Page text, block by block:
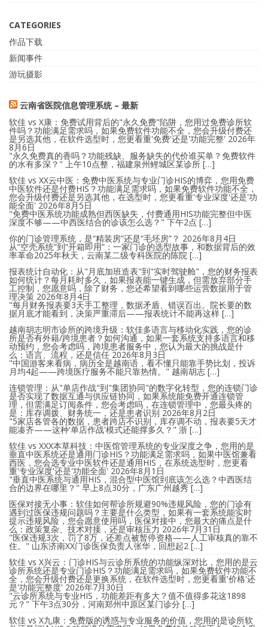
CATEGORIES
作品下载
新闻事件
游玩摄影
云南省医院信息管理系统 – 最新
软佳 vs X康：免费试用背后的"永久免费"陷阱，您用过免费诊所软
件吗？功能满足需求吗，如果免费软件功能不全，您会升级付费还
是另选其他，在软件选型时，您更看重'免费'还是'功能完整' 2026年
8月6日
"永久免费真的香吗？功能残缺、服务缺失的代价谁买单？免费软件
的水有多深？" 上午10点整，福建泉州鲤城区某诊所 […]
软佳 vs XX云中医：免费中医系统与专业门诊HIS的博弈，您用免费
中医软件还是付费HIS？功能满足需求吗，如果免费软件功能不全，
您会升级付费还是另选其他，在选型时，您更看重'专业深度'还是'功
能全面' 2026年8月5日
"免费中医系统功能成熟但西医缺失，付费通用HIS功能完整但中医
深度不够——中西医结合的诊该怎么选？" 下午2点 […]
你的门诊管理系统，是“精装房”还是“毛坯房”？ 2026年8月4日
从“空壳系统”到“开箱即用”：一家门诊的选型故事，和数据背后的效
率革命2025年秋天，云南某二级专科医院的陈院 […]
报表统计自动化：从"月底加班造表"到"实时驾驶舱"，您的财务报表
如何统计？每月耗时多久，如果报表能一键生成，但需放弃部分手
工控制，您愿意吗，除了财务，您还希望看到哪些运营数据用于管
理决策 2026年8月4日
"每月财务报表要3天手工整理，数据矛盾、错误百出。院长要的数
据月底才能看到，决策严重滞后——报表统计不能再这样 […]
越南胡志明市诊所的跨境升级：软佳多语言与移动化实践，您的诊
所是否有外籍/跨境患者？如何沟通，如果一套系统支持多语言和移
动预约，您会考虑吗，跨境患者服务中，您认为最大的挑战是什
么：语言、流程，还是信任 2026年8月3日
"中国游客来看病，病历全是越南语，看不懂只能靠手势比划，投诉
月均4起——跨境医疗服务不能只靠热情。" 越南胡志 […]
连锁管理：从"单店作战"到"集团协同"的数字化转型，您的连锁门诊
是否实现了数据互通与供应链协同，如果系统能免费开通连锁管
理，但需满足订阅条件，您会考虑吗，在连锁管理中，您最头疼的
是：库存调拨、财务统一，还是患者识别 2026年8月2日
"5家店各管各的数据，患者跨店不识别，库存调不动，报表要5天才
能凑齐——这种'单店作战'模式还能撑多久？" 浙 […]
软佳 vs XXX本草科技：中医馆管理系统的专业深度之争，您用的是
垂直中医系统还是通用门诊HIS？功能满足需求吗，如果中医馆兼看
西医，您会选专业中医软件还是通用HIS，在系统选型时，您更看
重'专业深度'还是'功能全面' 2026年8月1日
"垂直中医系统与通用HIS，混合型中医馆到底该怎么选？中西医结
合的边界在哪里？" 早上8点30分，广东广州越秀 […]
医保对接无小事：软佳如何帮诊所规避90%违规风险，您的门诊有
遇到过医保违规问题吗？主要是什么类型，如果有一套系统能实时
提示违规风险，您会愿意使用吗，医保对接中，您最大的痛点是什
么：政策复杂、技术对接，还是审核压力 2026年7月31日
"医保违规3次，罚了8万，还差点被暂停资格——人工审核真的靠不
住。" 山东济南XX门诊医保负责人张华，回想起2 […]
软佳 vs X兴云：门诊HIS与云诊所系统的功能纵深对比，您用的是云
诊所系统还是专业门诊HIS？功能满足需求吗，如果免费软件功能不
全，您会升级付费还是更换系统，在软件选型时，您更看重'价格'还
是'功能完整度' 2026年7月30日
"云诊所系统与专业HIS，功能差距有多大？值不值得多花这1898
元？" 下午3点30分，河南郑州中原区某门诊分 […]
软佳 vs X九康：免费版的诱惑与专业服务的价值，您用的是诊所软